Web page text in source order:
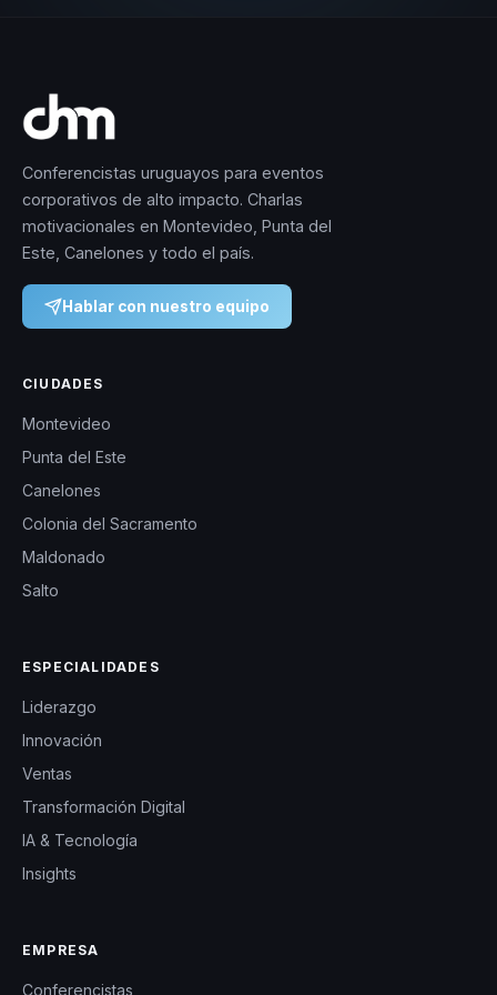
Conferencistas uruguayos para eventos
corporativos de alto impacto. Charlas
motivacionales en Montevideo, Punta del
Este, Canelones y todo el país.
Hablar con nuestro equipo
CIUDADES
Montevideo
Punta del Este
Canelones
Colonia del Sacramento
Maldonado
Salto
ESPECIALIDADES
Liderazgo
Innovación
Ventas
Transformación Digital
IA & Tecnología
Insights
EMPRESA
Conferencistas